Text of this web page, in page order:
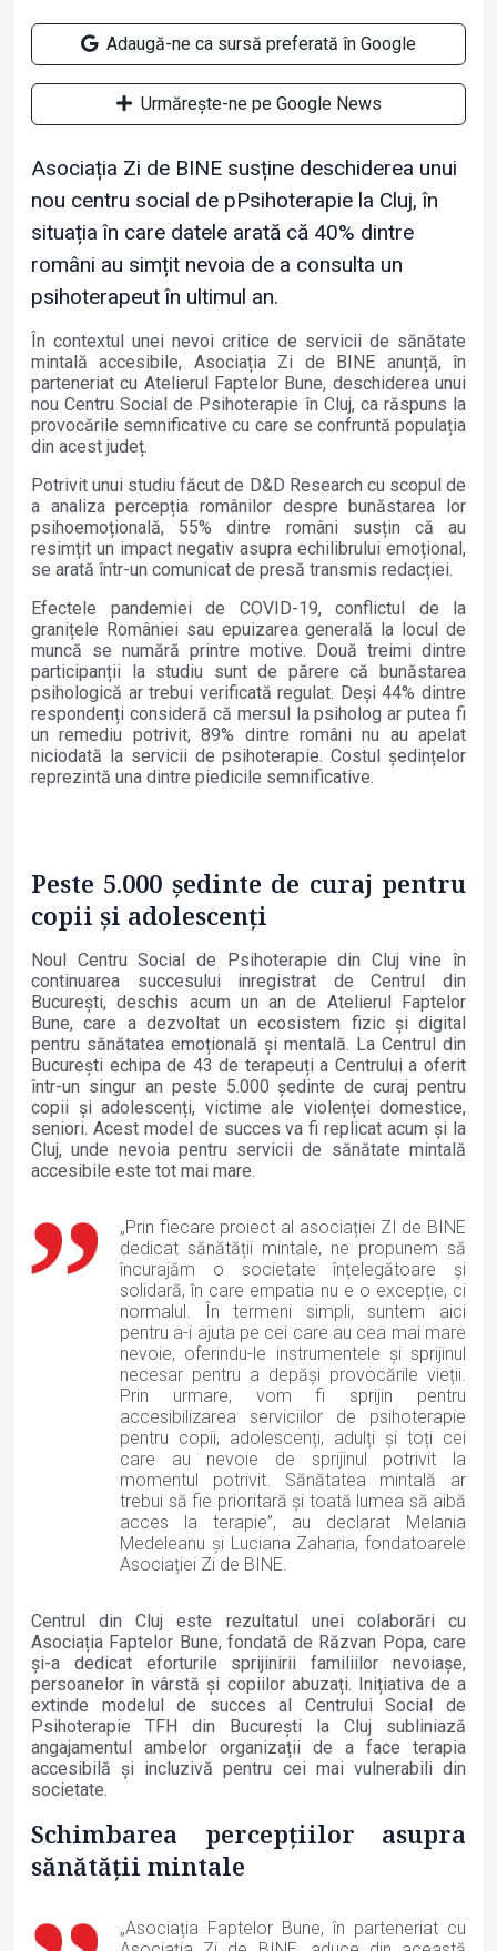
Adaugă-ne ca sursă preferată în Google
Urmărește-ne pe Google News
Asociația Zi de BINE susține deschiderea unui
nou centru social de pPsihoterapie la Cluj, în
situația în care datele arată că 40% dintre
români au simțit nevoia de a consulta un
psihoterapeut în ultimul an.
În contextul unei nevoi critice de servicii de sănătate
mintală accesibile, Asociația Zi de BINE anunță, în
parteneriat cu Atelierul Faptelor Bune, deschiderea unui
nou Centru Social de Psihoterapie în Cluj, ca răspuns la
provocările semnificative cu care se confruntă populația
din acest județ.
Potrivit unui studiu făcut de D&D Research cu scopul de
a analiza percepția românilor despre bunăstarea lor
psihoemoțională, 55% dintre români susțin că au
resimțit un impact negativ asupra echilibrului emoțional,
se arată într-un comunicat de presă transmis redacției.
Efectele pandemiei de COVID-19, conflictul de la
granițele României sau epuizarea generală la locul de
muncă se numără printre motive. Două treimi dintre
participanții la studiu sunt de părere că bunăstarea
psihologică ar trebui verificată regulat. Deși 44% dintre
respondenți consideră că mersul la psiholog ar putea fi
un remediu potrivit, 89% dintre români nu au apelat
niciodată la servicii de psihoterapie. Costul ședințelor
reprezintă una dintre piedicile semnificative.
Peste 5.000 ședinte de curaj pentru
copii și adolescenți
Noul Centru Social de Psihoterapie din Cluj vine în
continuarea succesului inregistrat de Centrul din
București, deschis acum un an de Atelierul Faptelor
Bune, care a dezvoltat un ecosistem fizic și digital
pentru sănătatea emoțională și mentală. La Centrul din
București echipa de 43 de terapeuți a Centrului a oferit
într-un singur an peste 5.000 ședinte de curaj pentru
copii și adolescenți, victime ale violenței domestice,
seniori. Acest model de succes va fi replicat acum și la
Cluj, unde nevoia pentru servicii de sănătate mintală
accesibile este tot mai mare.
„Prin fiecare proiect al asociației ZI de BINE
dedicat sănătății mintale, ne propunem să
încurajăm o societate înțelegătoare și
solidară, în care empatia nu e o excepție, ci
normalul. În termeni simpli, suntem aici
pentru a-i ajuta pe cei care au cea mai mare
nevoie, oferindu-le instrumentele și sprijinul
necesar pentru a depăși provocările vieții.
Prin urmare, vom fi sprijin pentru
accesibilizarea serviciilor de psihoterapie
pentru copii, adolescenți, adulți și toți cei
care au nevoie de sprijinul potrivit la
momentul potrivit. Sănătatea mintală ar
trebui să fie prioritară și toată lumea să aibă
acces la terapie”, au declarat Melania
Medeleanu și Luciana Zaharia, fondatoarele
Asociației Zi de BINE.
Centrul din Cluj este rezultatul unei colaborări cu
Asociația Faptelor Bune, fondată de Răzvan Popa, care
și-a dedicat eforturile sprijinirii familiilor nevoiașe,
persoanelor în vârstă și copiilor abuzați. Inițiativa de a
extinde modelul de succes al Centrului Social de
Psihoterapie TFH din București la Cluj subliniază
angajamentul ambelor organizații de a face terapia
accesibilă și incluzivă pentru cei mai vulnerabili din
societate.
Schimbarea percepțiilor asupra
sănătății mintale
„Asociația Faptelor Bune, în parteneriat cu